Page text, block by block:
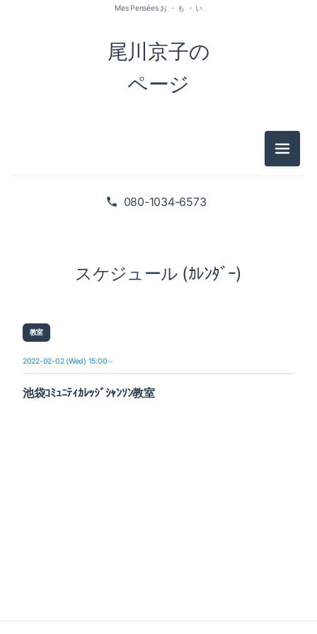
080-1034-6573
尾川京子の
ページ
Mes Pensées お ・ も ・ い
メニュ
スケジュール (ｶﾚﾝﾀﾞｰ)
教室
2022-02-02 (Wed) 15:00～
池袋ｺﾐｭﾆﾃｨｶﾚｯｼﾞｼｬﾝｿﾝ教室